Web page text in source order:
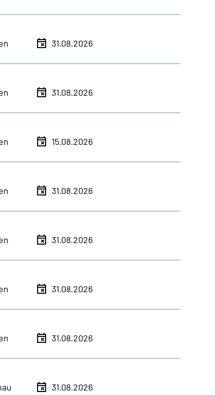
31.08.2026
31.08.2026
15.08.2026
31.08.2026
31.08.2026
31.08.2026
31.08.2026
31.08.2026